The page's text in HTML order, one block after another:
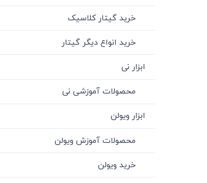
خرید گیتار کلاسیک
خرید انواع دیگر گیتار
ابزار نی
محصولات آموزشی نی
ابزار ویولن
محصولات آموزش ویولن
خرید ویولن